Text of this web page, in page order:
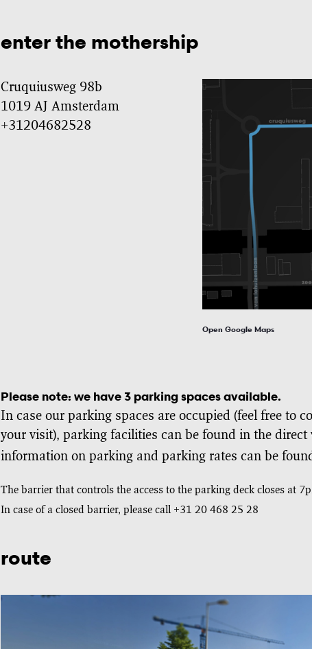
enter the mothership
Cruquiusweg 98b
1019 AJ Amsterdam
+31204682528
Open Google Maps
Please note: we have 3 parking spaces available.
In case our parking spaces are occupied (feel free to
your visit), parking facilities can be found in the
information on parking and parking rates can be
The barrier that controls the access to the parking deck closes at
In case of a closed barrier, please call +31 20 468 25 28
route